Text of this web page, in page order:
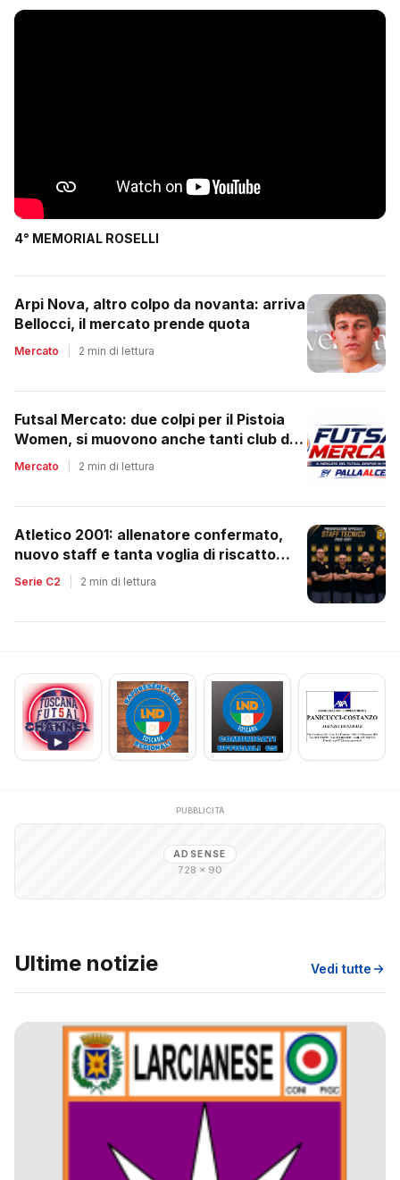
4° MEMORIAL ROSELLI
Arpi Nova, altro colpo da novanta: arriva
Bellocci, il mercato prende quota
Mercato 2 min di lettura
Futsal Mercato: due colpi per il Pistoia
Women, si muovono anche tanti club del
regionale
Mercato 2 min di lettura
Atletico 2001: allenatore confermato,
nuovo staff e tanta voglia di riscatto
dopo la retrocessione
Serie C2 2 min di lettura
PUBBLICITÀ
ADSENSE
728 × 90
Ultime notizie Vedi tutte